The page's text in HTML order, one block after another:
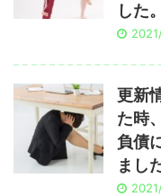
した。
更新
た時
負債
まし